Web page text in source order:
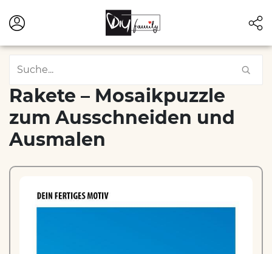
Rakete – Mosaikpuzzle
zum Ausschneiden und
Ausmalen